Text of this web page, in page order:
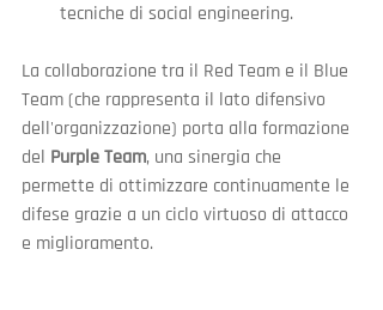
tecniche di social engineering.
La collaborazione tra il Red Team e il Blue
Team (che rappresenta il lato difensivo
dell'organizzazione) porta alla formazione
del Purple Team, una sinergia che
permette di ottimizzare continuamente le
difese grazie a un ciclo virtuoso di attacco
e miglioramento.